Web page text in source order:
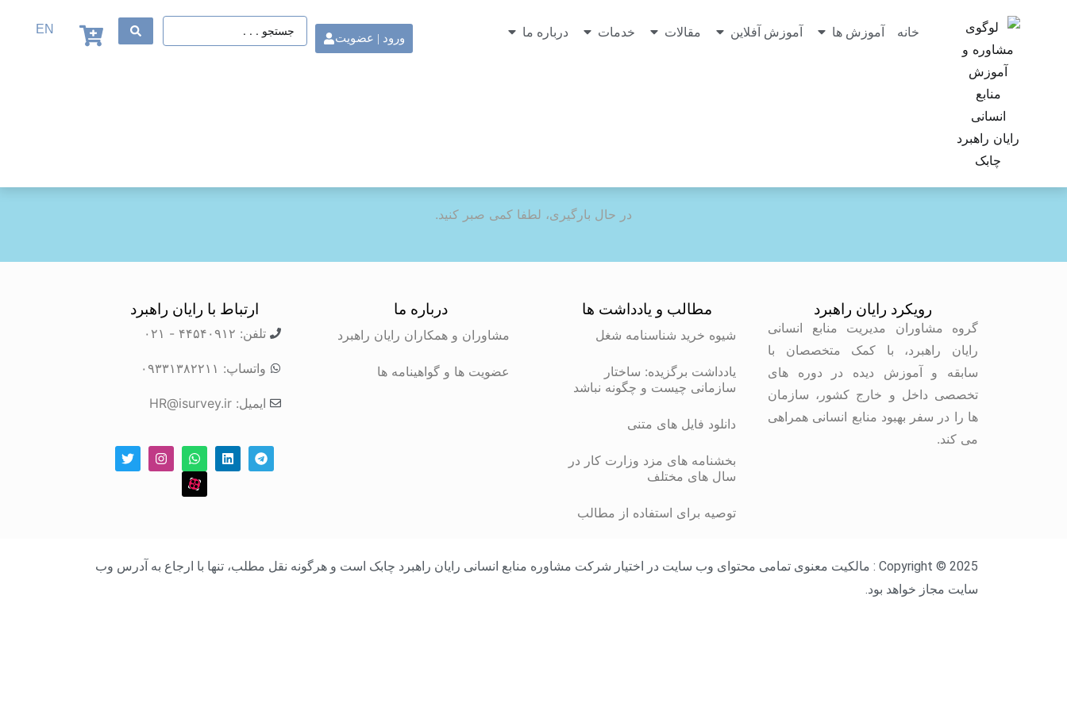
خانه آموزش ها آموزش آفلاین مقالات خدمات درباره ما ورود | عضویت
EN
در حال بارگیری، لطفا کمی صبر کنید.
رویکرد رایان راهبرد
گروه مشاوران مدیریت منابع انسانی
رایان راهبرد، با کمک متخصصان با
سابقه و آموزش دیده در دوره های
تخصصی داخل و خارج کشور، سازمان
ها را در سفر بهبود منابع انسانی همراهی
می کند.
مطالب و یادداشت ها
شیوه خرید شناسنامه شغل
یادداشت برگزیده: ساختار
سازمانی چیست و چگونه نباشد
دانلود فایل های متنی
بخشنامه های مزد وزارت کار در
سال های مختلف
توصیه برای استفاده از مطالب
درباره ما
مشاوران و همکاران رایان راهبرد
عضویت ها و گواهینامه ها
ارتباط با رایان راهبرد
تلفن: ۴۴۵۴۰۹۱۲ - ۰۲۱
واتساپ: ۰۹۳۳۱۳۸۲۲۱۱
ایمیل: HR@isurvey.ir
Copyright © 2025 : مالکیت معنوی تمامی محتوای وب سایت در اختیار شرکت مشاوره منابع انسانی رایان راهبرد چابک است و هرگونه نقل مطلب، تنها با ارجاع به آدرس وب
سایت مجاز خواهد بود.